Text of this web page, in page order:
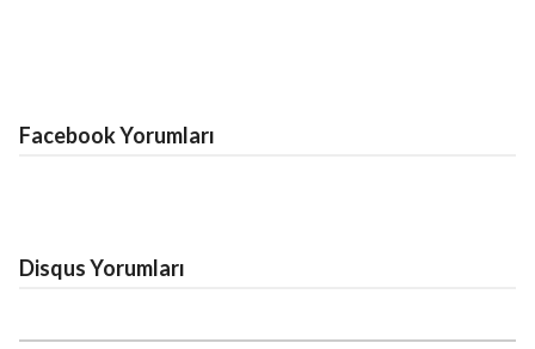
Facebook Yorumları
Disqus Yorumları